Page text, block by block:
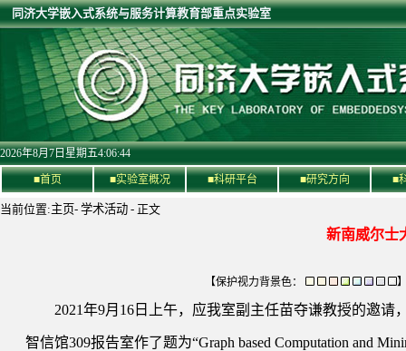
同济大学嵌入式系统与服务计算教育部重点实验室
2026年8月7日星期五4:06:44
■首页 ■实验室概况 ■科研平台 ■研究方向 ■
当前位置:主页- 学术活动 - 正文
新南威尔士
【保护视力背景色：
2021年9月16日上午，应我室副主任苗夺谦教授的邀请
智信馆309报告室作了题为“Graph based Computation and